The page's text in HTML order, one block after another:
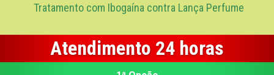
Tratamento com Ibogaína contra Lança Perfume
Atendimento 24 horas